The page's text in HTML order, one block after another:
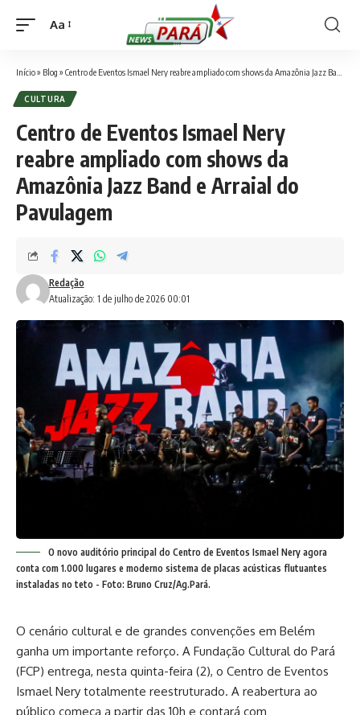
Font
Aa
Início» Blog » Centro de Eventos Ismael Nery reabre ampliado com shows da Amazônia Jazz Band e Arraial do Pavulagem
CULTURA
Centro de Eventos Ismael Nery
reabre ampliado com shows da
Amazônia Jazz Band e Arraial do
Pavulagem
Atualização: 1 de julho de 2026 00:01
Redação
O novo auditório principal do Centro de Eventos Ismael Nery agora
conta com 1.000 lugares e moderno sistema de placas acústicas flutuantes
instaladas no teto - Foto: Bruno Cruz/Ag.Pará.
O cenário cultural e de grandes convenções em Belém
ganha um importante reforço. A Fundação Cultural do Pará
(FCP) entrega, nesta quinta-feira (2), o Centro de Eventos
Ismael Nery totalmente reestruturado. A reabertura ao
público começa a partir das 10h e contará com